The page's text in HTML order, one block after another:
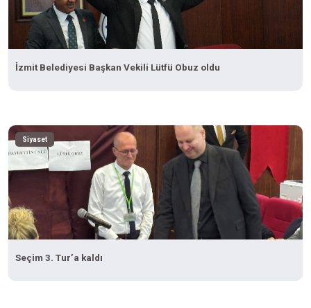
İzmit Belediyesi Başkan Vekili Lütfü Obuz oldu
Siyaset
Seçim 3. Tur’a kaldı